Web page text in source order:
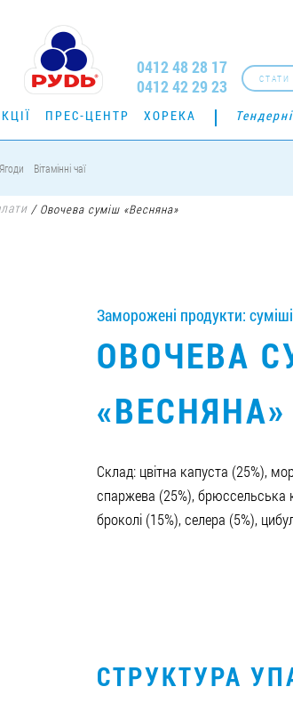
0412 48 28 17
0412 42 29 23
ПРЕС-ЦЕНТР ХОРЕКА
Ягоди Вітамінні чаї
/Овочева суміш «Весняна»
Заморожені продукти:
ОВОЧЕВА
«ВЕСНЯНА»
Склад: цвітна капуста (25%),
спаржева (25%), брюссельська
броколі (15%), селера (5%),
СТРУКТУРА